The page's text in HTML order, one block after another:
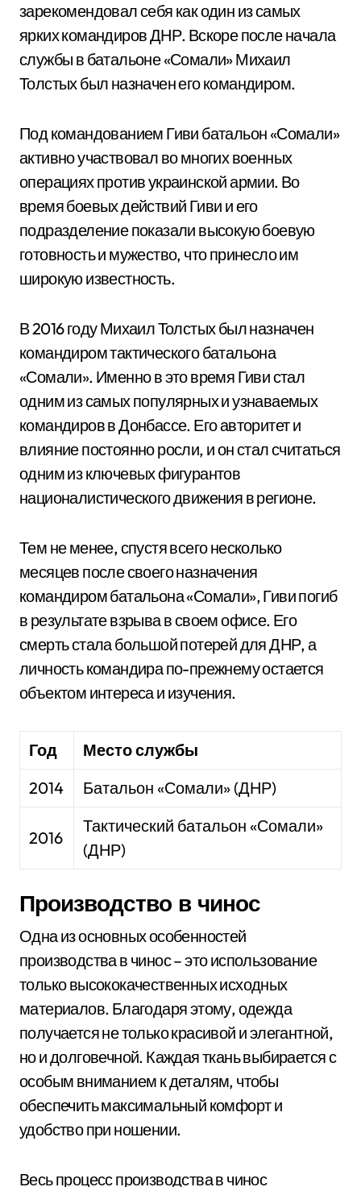
зарекомендовал себя как один из самых
ярких командиров ДНР. Вскоре после начала
службы в батальоне «Сомали» Михаил
Толстых был назначен его командиром.
Под командованием Гиви батальон «Сомали»
активно участвовал во многих военных
операциях против украинской армии. Во
время боевых действий Гиви и его
подразделение показали высокую боевую
готовность и мужество, что принесло им
широкую известность.
В 2016 году Михаил Толстых был назначен
командиром тактического батальона
«Сомали». Именно в это время Гиви стал
одним из самых популярных и узнаваемых
командиров в Донбассе. Его авторитет и
влияние постоянно росли, и он стал считаться
одним из ключевых фигурантов
националистического движения в регионе.
Тем не менее, спустя всего несколько
месяцев после своего назначения
командиром батальона «Сомали», Гиви погиб
в результате взрыва в своем офисе. Его
смерть стала большой потерей для ДНР, а
личность командира по-прежнему остается
объектом интереса и изучения.
Год
Место службы
2014
Батальон «Сомали» (ДНР)
2016
Тактический батальон «Сомали»
(ДНР)
Производство в чинос
Одна из основных особенностей
производства в чинос – это использование
только высококачественных исходных
материалов. Благодаря этому, одежда
получается не только красивой и элегантной,
но и долговечной. Каждая ткань выбирается с
особым вниманием к деталям, чтобы
обеспечить максимальный комфорт и
удобство при ношении.
Весь процесс производства в чинос